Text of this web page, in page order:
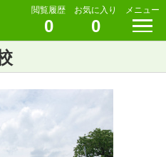
閲覧履歴
0
お気に入り
0
メニュー